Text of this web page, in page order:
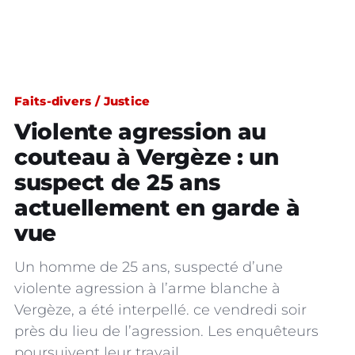
Faits-divers / Justice
Violente agression au
couteau à Vergèze : un
suspect de 25 ans
actuellement en garde à
vue
Un homme de 25 ans, suspecté d’une
violente agression à l’arme blanche à
Vergèze, a été interpellé. ce vendredi soir
près du lieu de l’agression. Les enquêteurs